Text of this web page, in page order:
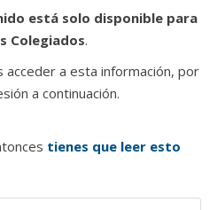
está solo disponible para
Colegiados.
acceder a esta información, por
a continuación.
tienes que leer esto